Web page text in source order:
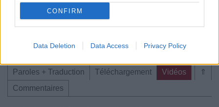
CONFIRM
Data Deletion Data Access Privacy Policy
Trouver des vinyles et des CD sur
Trouver un instrument de musique ou une partition au
⇑
Paroles + Traduction Téléchargement
Vidéos
Commentaires